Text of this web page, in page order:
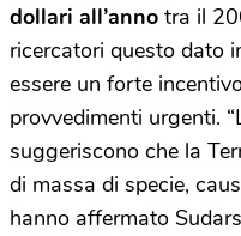
dollari all’anno tra il
ricercatori questo dato
essere un forte
provvedimenti urgenti.
suggeriscono che la
di massa di specie,
hanno affermato